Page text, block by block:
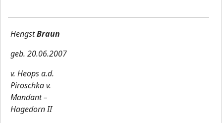
HengstBraun
geb. 20.06.2007
v. Heops a.d.
Piroschka v.
Mandant –
Hagedorn II